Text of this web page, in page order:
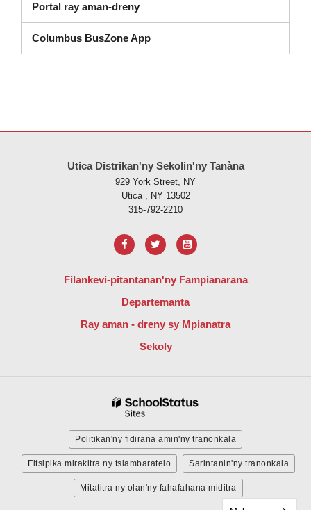
Portal ray aman-dreny
Columbus BusZone App
Utica Distrikan'ny Sekolin'ny Tanàna
929 York Street, NY
Utica , NY 13502
315-792-2210
Filankevi-pitantanan'ny Fampianarana
Departemanta
Ray aman - dreny sy Mpianatra
Sekoly
Politikan'ny fidirana amin'ny tranonkala
Fitsipika mirakitra ny tsiambaratelo Sarintanin'ny tranonkala
Mitatitra ny olan'ny fahafahana miditra